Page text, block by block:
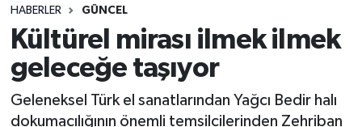
HABERLER GÜNCEL
Kültürel mirası ilmek ilmek
geleceğe taşıyor
Geleneksel Türk el sanatlarından Yağcı Bedir halı
dokumacılığının önemli temsilcilerinden Zehriban
İSTANBUL
DÜNYA
Trafik Durumu
Süper Lig Puan Durumu ve Fikstür